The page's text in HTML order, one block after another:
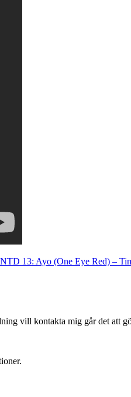
13: Ayo (One Eye Red) –
vill kontakta mig går det att